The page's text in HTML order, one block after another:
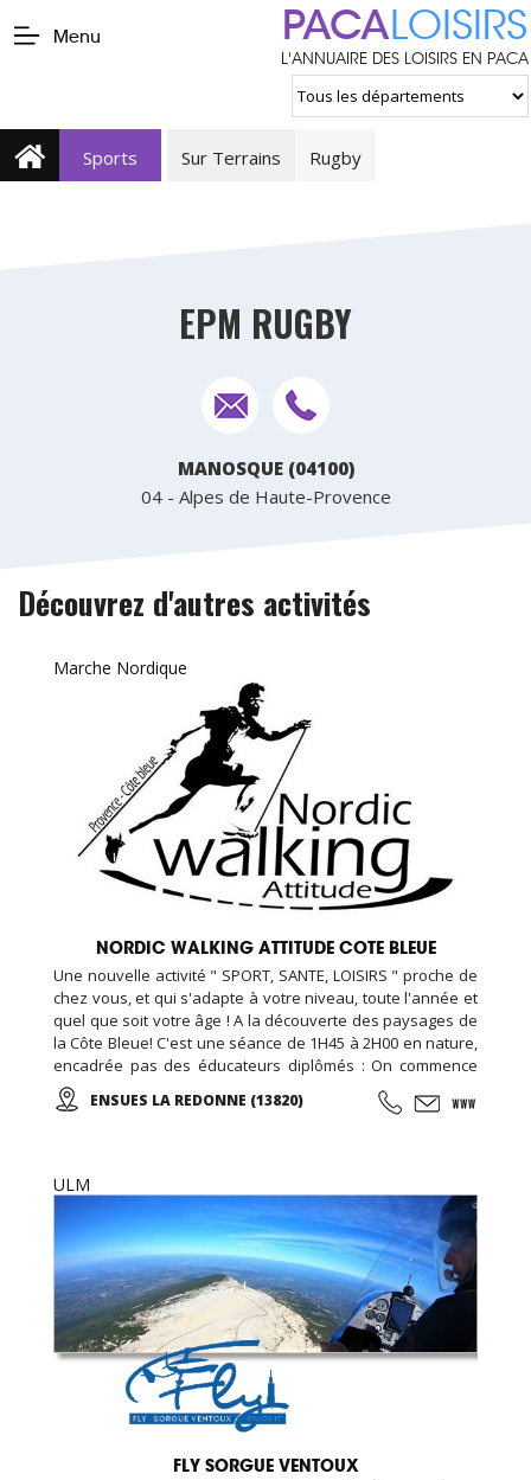
Menu PACALOISIRS
L'ANNUAIRE DES LOISIRS EN PACA
Sports Sur Terrains Rugby
EPM RUGBY
MANOSQUE (04100)
04 - Alpes de Haute-Provence
Découvrez d'autres activités
Marche Nordique
NORDIC WALKING ATTITUDE COTE BLEUE
Une nouvelle activité " SPORT, SANTE, LOISIRS " proche de
chez vous, et qui s'adapte à votre niveau, toute l'année et
quel que soit votre âge ! A la découverte des paysages de
la Côte Bleue! C'est une séance de 1H45 à 2H00 en nature,
encadrée pas des éducateurs diplômés : On commence
par un échauffement musculaire et articulaire, puis place à
la marche et sa technique en alternant des phases plus
ENSUES LA REDONNE (13820)
ULM
FLY SORGUE VENTOUX